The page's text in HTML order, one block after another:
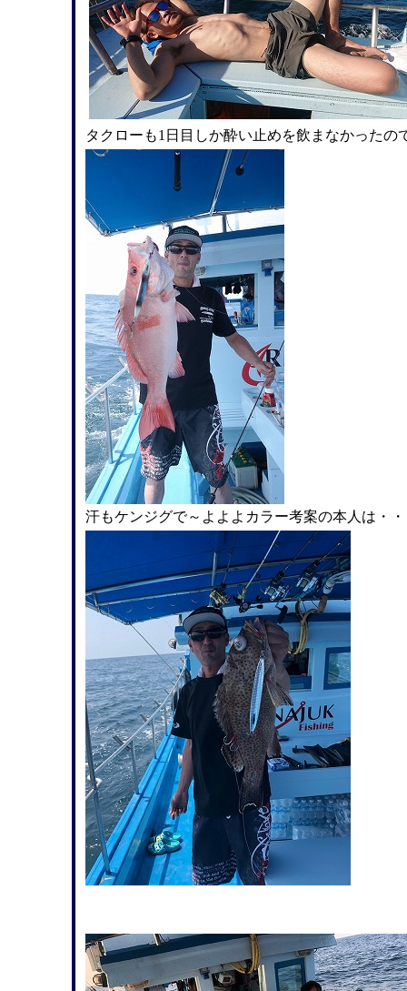
タクローも1日目しか酔い止めを飲まなかった
汗もケンジグで～よよよカラー考案の本人は・